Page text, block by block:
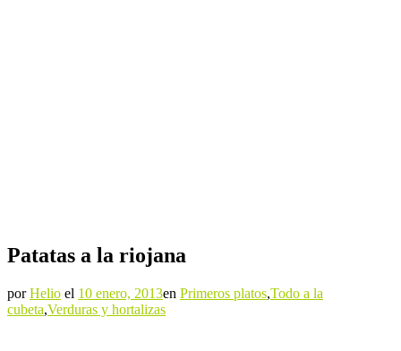
Patatas a la riojana
porHelio el 10 enero, 2013en Primeros platos,Todo a la
cubeta,Verduras y hortalizas